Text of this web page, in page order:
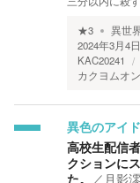
★3 異世
2024年3月4
KAC20241
カクヨムオ
異色のアイ
高校生配信
クションに
た。 ／ 月影